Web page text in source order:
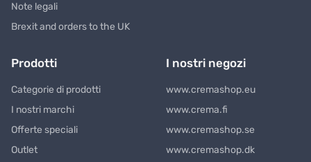
Note legali
Brexit and orders to the UK
Prodotti
Categorie di prodotti
I nostri marchi
Offerte speciali
Outlet
I nostri negozi
www.cremashop.eu
www.crema.fi
www.cremashop.se
www.cremashop.dk